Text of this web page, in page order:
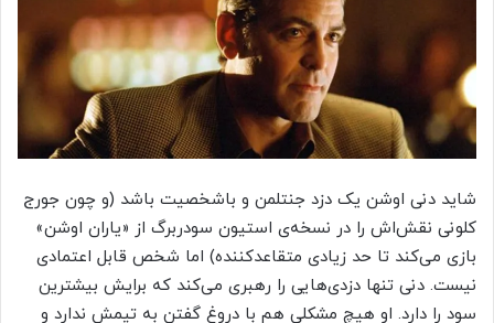
شاید دنی اوشن یک دزد جنتلمن و باشخصیت باشد (و چون جورج
کلونی نقش‌اش را در نسخه‌ی استیون سودربرگ از «یاران اوشن»
بازی می‌کند تا حد زیادی متقاعدکننده) اما شخص قابل اعتمادی
نیست. دنی تنها دزدی‌هایی را رهبری می‌کند که برایش بیشترین
سود را دارد. او هیچ مشکلی هم با دروغ گفتن به تیمش ندارد و